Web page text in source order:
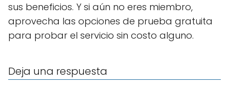
sus beneficios. Y si aún no eres miembro,
aprovecha las opciones de prueba gratuita
para probar el servicio sin costo alguno.
Deja una respuesta